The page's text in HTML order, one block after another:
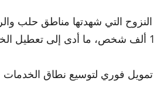
التي شهدتها مناطق حلب
تمويل فوري لتوسيع نطاق